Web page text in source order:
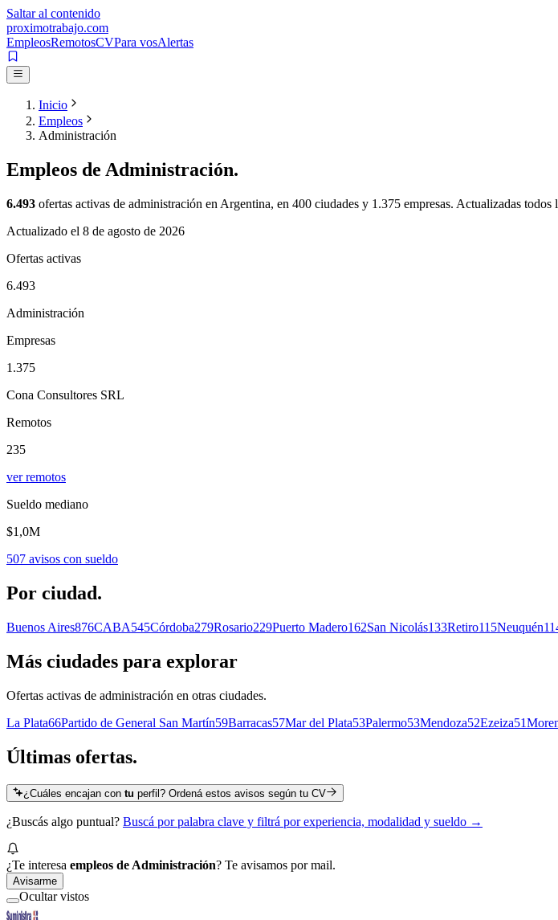
Saltar al contenido
proximotrabajo.com
EmpleosRemotosCVPara vosAlertas
Inicio
Empleos
Administración
Empleos de Administración.
6.493 ofertas activas de administración en Argentina, en 400 ciudades y 1.375 empresas. Actualizadas todos
Actualizado el 8 de agosto de 2026
Ofertas activas
6.493
Administración
Empresas
1.375
Cona Consultores SRL
Remotos
235
ver remotos
Sueldo mediano
$1,0M
507 avisos con sueldo
Por ciudad.
Buenos Aires876CABA545Córdoba279Rosario229Puerto Madero162San Nicolás133Retiro115Neuquén
Más ciudades para explorar
Ofertas activas de administración en otras ciudades.
La Plata66Partido de General San Martín59Barracas57Mar del Plata53Palermo53Mendoza52Ezeiza51
Últimas ofertas.
¿Cuáles encajan contu perfil? Ordená estos avisos según tu CV
¿Buscás algo puntual? Buscá por palabra clave y filtrá por experiencia, modalidad y sueldo →
¿Te interesa empleos de Administración? Te avisamos por mail.
Avisarme
Ocultar vistos